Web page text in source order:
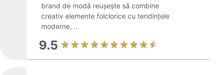
brand de modă reușește să combine
creativ elemente folclorice cu tendințele
moderne, ...
9.5